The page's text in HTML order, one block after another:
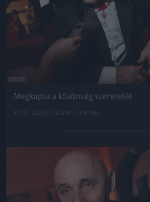
Megkapta a közönség szeretetét
Jön még kép!